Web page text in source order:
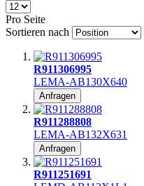
Pro Seite
Sortieren nach
R911306995
LEMA-AB130X640
Anfragen
R911288808
LEMA-AB132X631
Anfragen
R911251691